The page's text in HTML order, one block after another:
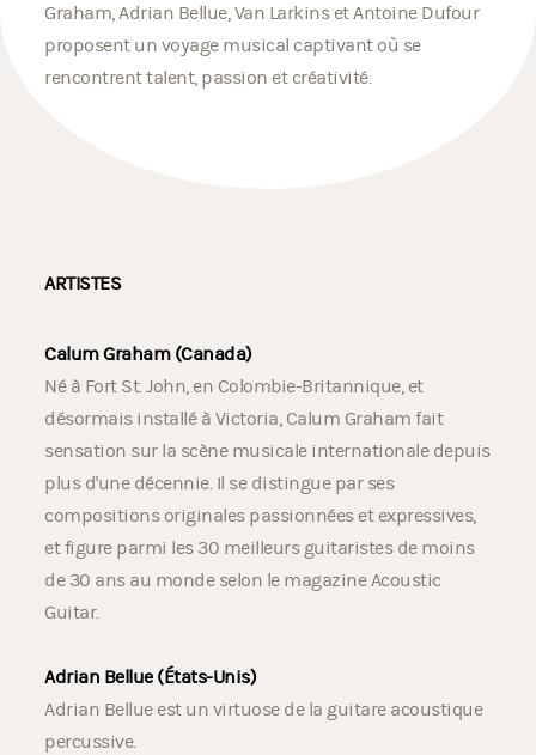
Graham, Adrian Bellue, Van Larkins et Antoine Dufour
proposent un voyage musical captivant où se
rencontrent talent, passion et créativité.
ARTISTES
Calum Graham (Canada)
Né à Fort St. John, en Colombie-Britannique, et
désormais installé à Victoria, Calum Graham fait
sensation sur la scène musicale internationale depuis
plus d'une décennie. Il se distingue par ses
compositions originales passionnées et expressives,
et figure parmi les 30 meilleurs guitaristes de moins
de 30 ans au monde selon le magazine Acoustic
Guitar.
Adrian Bellue (États-Unis)
Adrian Bellue est un virtuose de la guitare acoustique
percussive.